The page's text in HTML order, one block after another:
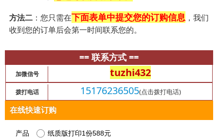
方法二：您只需在下面表单中提交您的订购信息，我们
收到您的订单后会第一时间联系您的。
== 联系方式 ==
加微信号 tuzhi432
拨打电话 15176236505(点击拨打电话)